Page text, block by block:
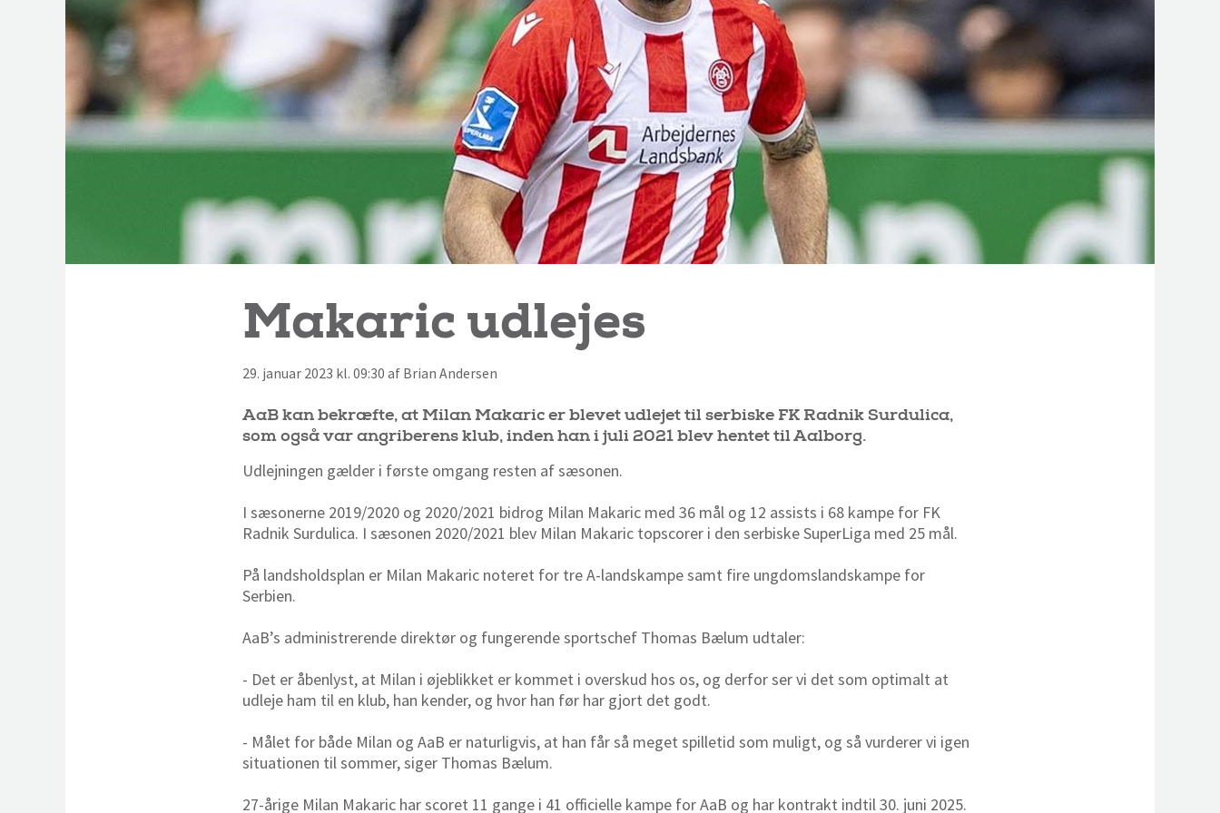
Makaric udlejes
29. januar 2023 kl. 09:30 af Brian Andersen
AaB kan bekræfte, at Milan Makaric er blevet udlejet til serbiske FK Radnik Surdulica,
som også var angriberens klub, inden han i juli 2021 blev hentet til Aalborg.
Udlejningen gælder i første omgang resten af sæsonen.
I sæsonerne 2019/2020 og 2020/2021 bidrog Milan Makaric med 36 mål og 12 assists i 68 kampe for FK
Radnik Surdulica. I sæsonen 2020/2021 blev Milan Makaric topscorer i den serbiske SuperLiga med 25 mål.
På landsholdsplan er Milan Makaric noteret for tre A-landskampe samt fire ungdomslandskampe for
Serbien.
AaB’s administrerende direktør og fungerende sportschef Thomas Bælum udtaler:
- Det er åbenlyst, at Milan i øjeblikket er kommet i overskud hos os, og derfor ser vi det som optimalt at
udleje ham til en klub, han kender, og hvor han før har gjort det godt.
- Målet for både Milan og AaB er naturligvis, at han får så meget spilletid som muligt, og så vurderer vi igen
situationen til sommer, siger Thomas Bælum.
27-årige Milan Makaric har scoret 11 gange i 41 officielle kampe for AaB og har kontrakt indtil 30. juni 2025.